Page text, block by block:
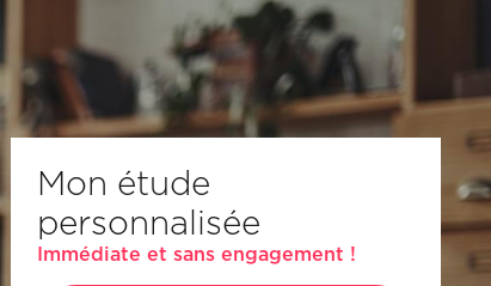
Mon étude
personnalisée
Immédiate et sans engagement !